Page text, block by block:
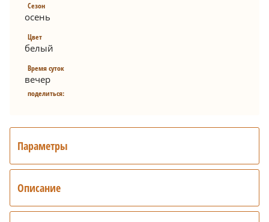
Сезон
осень
Цвет
белый
Время суток
вечер
поделиться:
Параметры
Описание